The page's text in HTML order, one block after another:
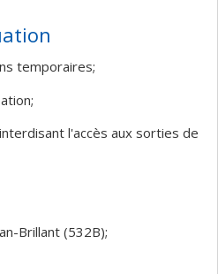
temporaires;
l'accès aux sorties de
Brillant (532B);